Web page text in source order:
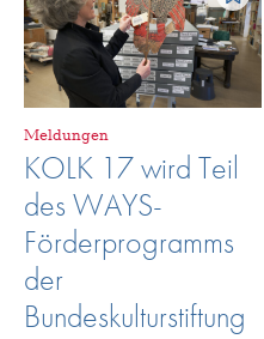
Meldungen
KOLK 17 wird Teil
des WAYS-
Förderprogramms
der
Bundeskulturstiftung